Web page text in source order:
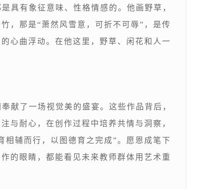
具有象征意味、性格情感的。他画野草，
，那是“萧然风雪意，可折不可辱”，是传
心曲浮动。在他这里，野草、闲花和人一
献了一场视觉美的盛宴。这些作品背后，
与耐心，在创作过程中培养共情与洞察，
辅而行，以图德育之完成”。愿恩成笔下
的眼睛，都能看见未来教师群体用艺术重